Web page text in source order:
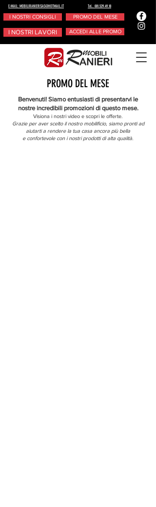
E-MAIL: MOBILIRANIERISAS@HOTMAIL.IT Tel.. 081.529.49.18
I NOSTRI CONSIGLI
I NOSTRI LAVORI
PROMO DEL MESE
ACCEDI ALLE PROMO
PROMO DEL MESE
Benvenuti! Siamo entusiasti di presentarvi le
nostre incredibili promozioni di questo mese.
Visiona i nostri video e scopri le offerte.
Grazie per aver scelto il nostro mobilificio, siamo pronti ad
aiutarti a rendere la tua casa ancora più bella
e confortevole con i nostri prodotti di alta qualità.